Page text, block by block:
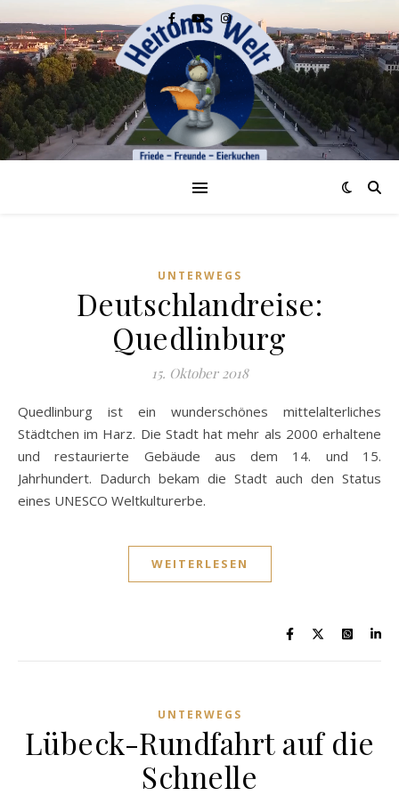
UNTERWEGS
Deutschlandreise:
Quedlinburg
15. Oktober 2018
Quedlinburg ist ein wunderschönes mittelalterliches
Städtchen im Harz. Die Stadt hat mehr als 2000 erhaltene
und restaurierte Gebäude aus dem 14. und 15.
Jahrhundert. Dadurch bekam die Stadt auch den Status
eines UNESCO Weltkulturerbe.
WEITERLESEN
UNTERWEGS
Lübeck-Rundfahrt auf die
Schnelle